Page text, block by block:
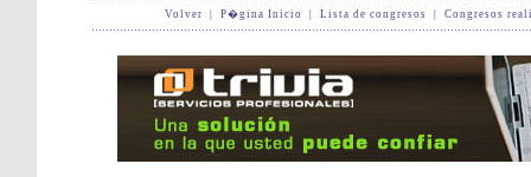
Volver P�gina Inicio Lista de congresos Congresos